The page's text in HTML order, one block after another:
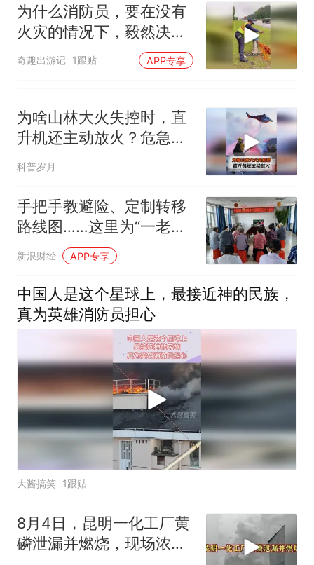
为什么消防员，要在没有
火灾的情况下，毅然决然
地打开消防栓
奇趣出游记 1跟贴 APP专享
为啥山林大火失控时，直
升机还主动放火？危急情
况下的灭火战术
科普岁月
手把手教避险、定制转移
路线图……这里为“一老一
小”筑牢防汛“生命线”
新浪财经 APP专享
中国人是这个星球上，最接近神的民族，
真为英雄消防员担心
大酱搞笑 1跟贴
8月4日，昆明一化工厂黄
磷泄漏并燃烧，现场浓烟